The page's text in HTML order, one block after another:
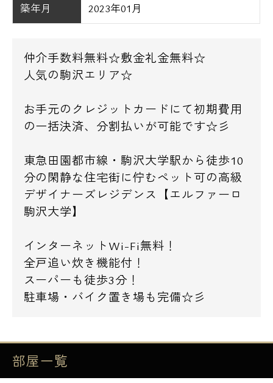
築年月 2023年01月
仲介手数料無料☆敷金礼金無料☆
人気の駒沢エリア☆
お手元のクレジットカードにて初期費用
の一括決済、分割払いが可能です☆彡
東急田園都市線・駒沢大学駅から徒歩10
分の閑静な住宅街に佇むペット可の高級
デザイナーズレジデンス【エルファーロ
駒沢大学】
インターネットWi-Fi無料！
全戸追い炊き機能付！
スーパーも徒歩3分！
駐車場・バイク置き場も完備☆彡
部屋一覧